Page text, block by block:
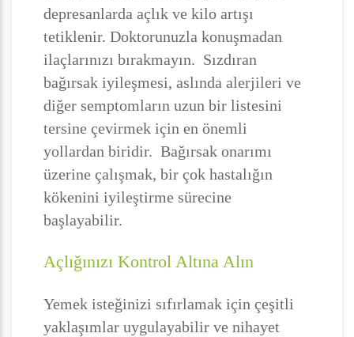
depresanlarda açlık ve kilo artışı
tetiklenir. Doktorunuzla konuşmadan
ilaçlarınızı bırakmayın. Sızdıran
bağırsak iyileşmesi, aslında alerjileri ve
diğer semptomların uzun bir listesini
tersine çevirmek için en önemli
yollardan biridir. Bağırsak onarımı
üzerine çalışmak, bir çok hastalığın
kökenini iyileştirme sürecine
başlayabilir.
Açlığınızı Kontrol Altına Alın
Yemek isteğinizi sıfırlamak için çeşitli
yaklaşımlar uygulayabilir ve nihayet